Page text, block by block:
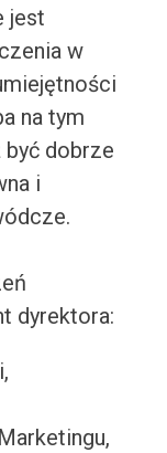
jest
w
na tym
być dobrze
i
dyrektora: